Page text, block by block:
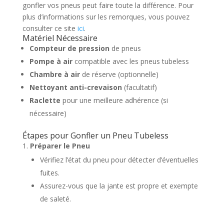
gonfler vos pneus peut faire toute la différence. Pour
plus d’informations sur les remorques, vous pouvez
consulter ce site ici.
Matériel Nécessaire
Compteur de pression de pneus
Pompe à aircompatible avec les pneus tubeless
Chambre à airde réserve (optionnelle)
Nettoyant anti-crevaison (facultatif)
Raclette pour une meilleure adhérence (si
nécessaire)
Étapes pour Gonfler un Pneu Tubeless
Préparer le Pneu
Vérifiez l’état du pneu pour détecter d’éventuelles
fuites.
Assurez-vous que la jante est propre et exempte
de saleté.